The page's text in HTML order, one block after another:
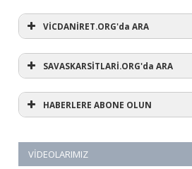
VİCDANİRET.ORG'da ARA
SAVASKARSİTLARİ.ORG'da ARA
HABERLERE ABONE OLUN
VIDEOLARIMIZ